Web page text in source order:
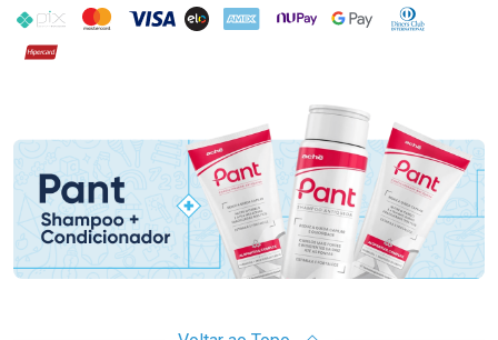
PIX MasterCard
VISA ELO AMEX NuPay Google PayDiners Club
Hipercard